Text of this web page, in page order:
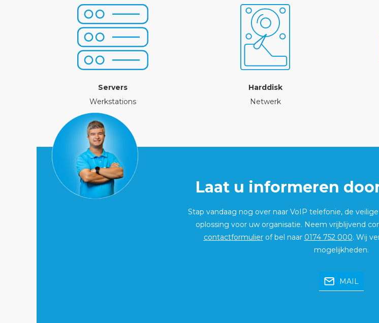
Servers
Werkstations
Harddisk
Netwerk
Laat u informeren
Stap vandaag nog over naar VoIP telefonie, de
oplossing voor uw organisatie. Neem vrijblijvend
contactformulierof bel naar 0174 752 000. Wij
mogelijkheden.
MAIL